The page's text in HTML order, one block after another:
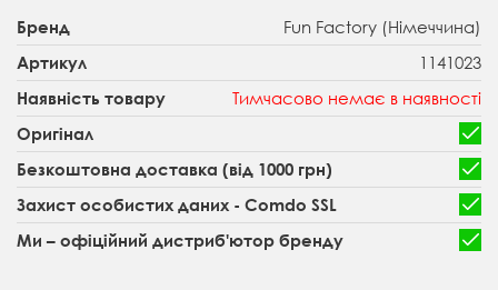
Бренд Fun Factory (Німеччина)
Артикул 1141023
Наявність товару Тимчасово немає в наявності
Оригінал
Безкоштовна доставка (від 1000 грн)
Захист особистих даних - Comdo SSL
Ми – офіційний дистриб'ютор бренду